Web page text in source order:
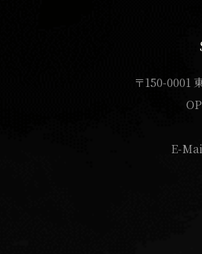
〒150-0001
E-